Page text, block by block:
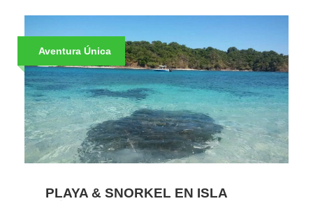
Aventura Única
PLAYA & SNORKEL EN ISLA